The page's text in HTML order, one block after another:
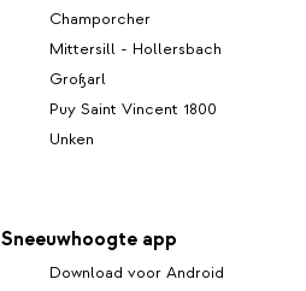
Champorcher
Mittersill - Hollersbach
Großarl
Puy Saint Vincent 1800
Unken
Sneeuwhoogte app
Download voor Android